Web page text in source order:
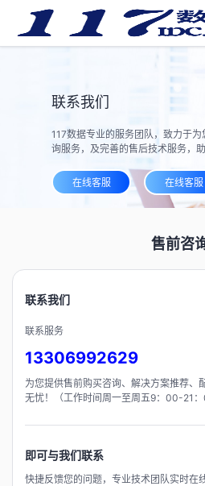
联系我们
117数据专业的服务团队，致力于
询服务，及完善的售后技术服务，
在线客服 在线客服
售前咨
联系我们
联系服务
13306992629
为您提供售前购买咨询、解决方案推荐、
无忧！（工作时间周一至周五9：00-21：
即可与我们联系
快捷反馈您的问题，专业技术团队实时在